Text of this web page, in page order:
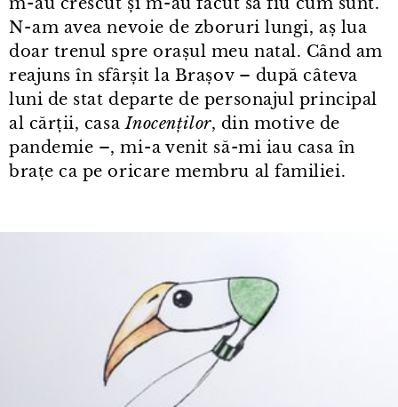
N⁠-⁠am avea nevoie de zboruri lungi, aș lua
doar trenul spre orașul meu natal. Când am
reajuns în sfârșit la Brașov – după câteva
luni de stat departe de personajul principal
al cărții, casaInocenților, din motive de
pandemie –, mi⁠-⁠a venit să-mi iau casa în
brațe ca pe oricare membru al familiei.